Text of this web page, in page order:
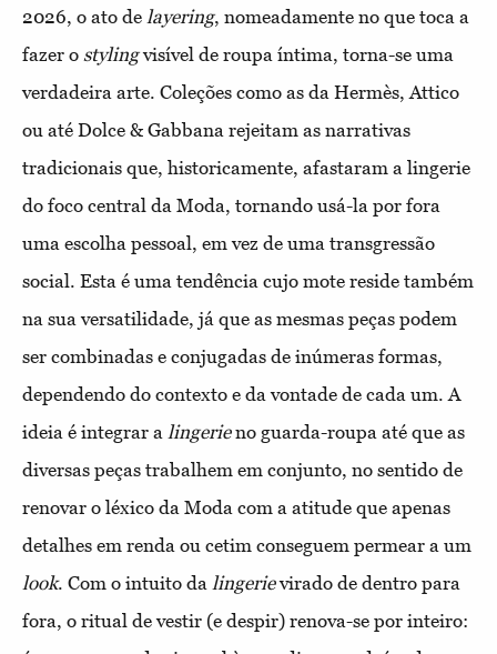
2026, o ato de layering, nomeadamente no que toca a
fazer o stylingvisível de roupa íntima, torna-se uma
verdadeira arte. Coleções como as da Hermès, Attico
ou até Dolce & Gabbana rejeitam as narrativas
tradicionais que, historicamente, afastaram a lingerie
do foco central da Moda, tornando usá-la por fora
uma escolha pessoal, em vez de uma transgressão
social. Esta é uma tendência cujo mote reside também
na sua versatilidade, já que as mesmas peças podem
ser combinadas e conjugadas de inúmeras formas,
dependendo do contexto e da vontade de cada um. A
ideia é integrar a lingerieno guarda-roupa até que as
diversas peças trabalhem em conjunto, no sentido de
renovar o léxico da Moda com a atitude que apenas
detalhes em renda ou cetim conseguem permear a um
look. Com o intuito da lingerievirado de dentro para
fora, o ritual de vestir (e despir) renova-se por inteiro: